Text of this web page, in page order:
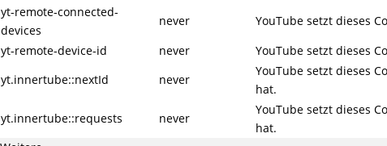
yt-remote-connected-
devices
never
YouTube setzt dieses
yt-remote-device-id
never
YouTube setzt dieses
yt.innertube::nextId
never
YouTube setzt dieses
hat.
yt.innertube::requests
never
YouTube setzt dieses
hat.